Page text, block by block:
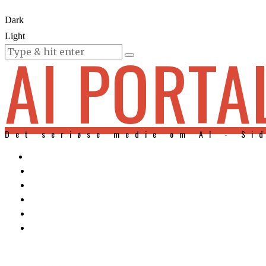
Dark
Light
KURSER
AI
Det seriøse medie om AI -